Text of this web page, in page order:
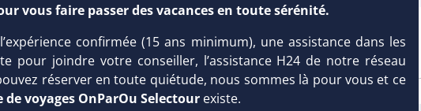
3*
vous faire passer des vacances en toute sérénité.
confirmée (15 ans minimum), une assistance dans les
pour joindre votre conseiller, l’assistance H24 de notre réseau
réserver en toute quiétude, nous sommes là pour vous et ce
de voyages OnParOu Selectourexiste.